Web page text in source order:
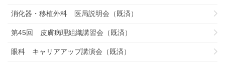
消化器・移植外科 医局説明会（既済）
第45回 皮膚病理組織講習会（既済）
眼科 キャリアアップ講演会（既済）